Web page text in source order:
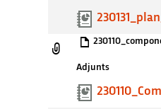
Adjunts